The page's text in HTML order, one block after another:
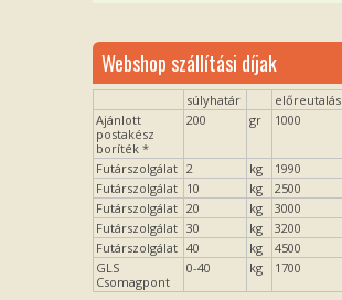
Webshop szállítási díjak
súlyhatár előreutalás
Ajánlott
postakész
boríték *
200 gr 1000
Futárszolgálat 2 kg 1990
Futárszolgálat 10 kg 2500
Futárszolgálat 20 kg 3000
Futárszolgálat 30 kg 3200
Futárszolgálat 40 kg 4500
GLS
Csomagpont
0-40 kg 1700